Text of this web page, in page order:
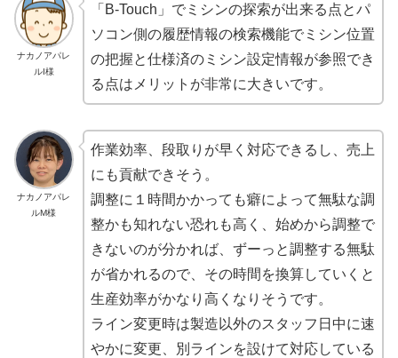
ナカノアパレ
ルI様
「B-Touch」でミシンの探索が出来る点とパ
ソコン側の履歴情報の検索機能でミシン位置
の把握と仕様済のミシン設定情報が参照でき
る点はメリットが非常に大きいです。
ナカノアパレ
ルM様
作業効率、段取りが早く対応できるし、売上
にも貢献できそう。
調整に１時間かかっても癖によって無駄な調
整かも知れない恐れも高く、始めから調整で
きないのが分かれば、 ずーっと調整する無駄
が省かれるので、その時間を換算していくと
生産効率がかなり高くなりそう です。
ライン変更時は製造以外のスタッフ日中に速
やかに変更、別ラインを設けて対応している